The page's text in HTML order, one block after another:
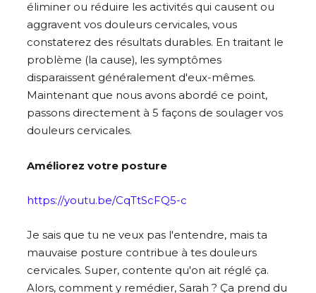
éliminer ou réduire les activités qui causent ou
aggravent vos douleurs cervicales, vous
constaterez des résultats durables. En traitant le
problème (la cause), les symptômes
disparaissent généralement d'eux-mêmes.
Maintenant que nous avons abordé ce point,
passons directement à 5 façons de soulager vos
douleurs cervicales.
Améliorez votre posture
https://youtu.be/CqTtScFQ5-c
Je sais que tu ne veux pas l'entendre, mais ta
mauvaise posture contribue à tes douleurs
cervicales. Super, contente qu'on ait réglé ça.
Alors, comment y remédier, Sarah ? Ça prend du